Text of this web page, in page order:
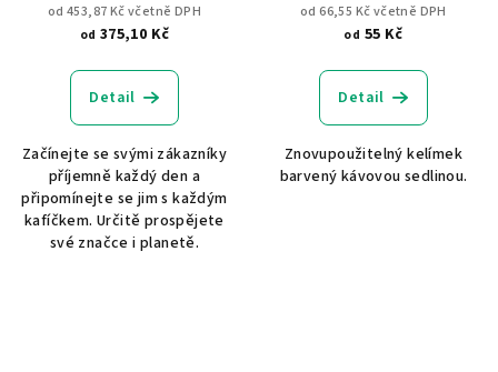
od 453,87 Kč včetně DPH
od 375,10 Kč
Detail
Začínejte se svými zákazníky
příjemně každý den a
připomínejte se jim s každým
kafíčkem. Určitě prospějete
své značce i planetě.
od 66,55 Kč včetně DPH
od 55 Kč
Detail
Znovupoužitelný kelímek
barvený kávovou sedlinou.